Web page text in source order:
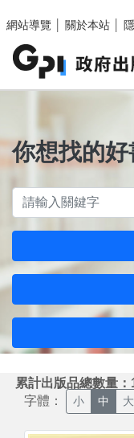
網站導覽
關於本站
你想找的好
累計出版品總數量
字體： 小 中 大